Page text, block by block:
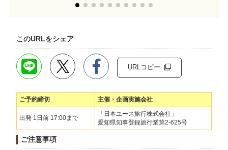
このURLをシェア
URLコピー
ご予約締切 主催・企画実施会社
出発 1日前 17:00まで
「日本ユース旅行株式会社」
愛知県知事登録旅行業第2-625号
ご注意事項